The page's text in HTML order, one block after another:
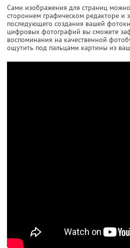
Сами изображения для страниц
стороннем графическом редакторе и
последующего создания вашей
цифровых фотографий вы сможете
воспоминания на качественной
ощутить под пальцами картины из